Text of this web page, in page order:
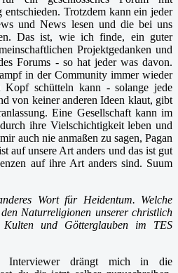
Trotzdem kann ein jeder
und News lesen und die bei uns
Das ist, wie ich finde, ein guter
Projektgedanken und
Forums - so hat jeder was davon.
in der Community immer wieder
schütteln kann - solange jede
von keiner anderen Ideen klaut, gibt
Eine Gesellschaft kann im
ihre Vielschichtigkeit leben und
auch nie anmaßen zu sagen, Pagan
auf unsere Art anders und das ist gut
auf ihre Art anders sind. Suum
Wort für Heidentum. Welche
Naturreligionen unserer christlich
und Götterglauben im TES
drängt mich in die